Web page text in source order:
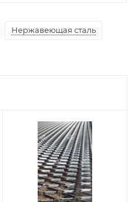
Нержавеющая сталь